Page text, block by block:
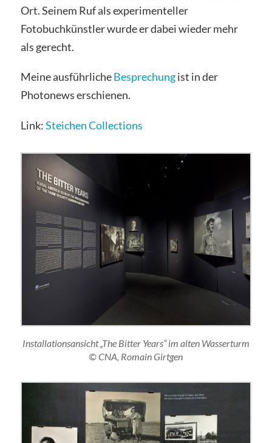
Ort. Seinem Ruf als experimenteller
Fotobuchkünstler wurde er dabei wieder mehr
als gerecht.
Meine ausführlicheBesprechungist in der
Photonews erschienen.
Link:Steichen Collections
Installationsansicht „The Bitter Years“ im alten Wasserturm
© CNA, Romain Girtgen